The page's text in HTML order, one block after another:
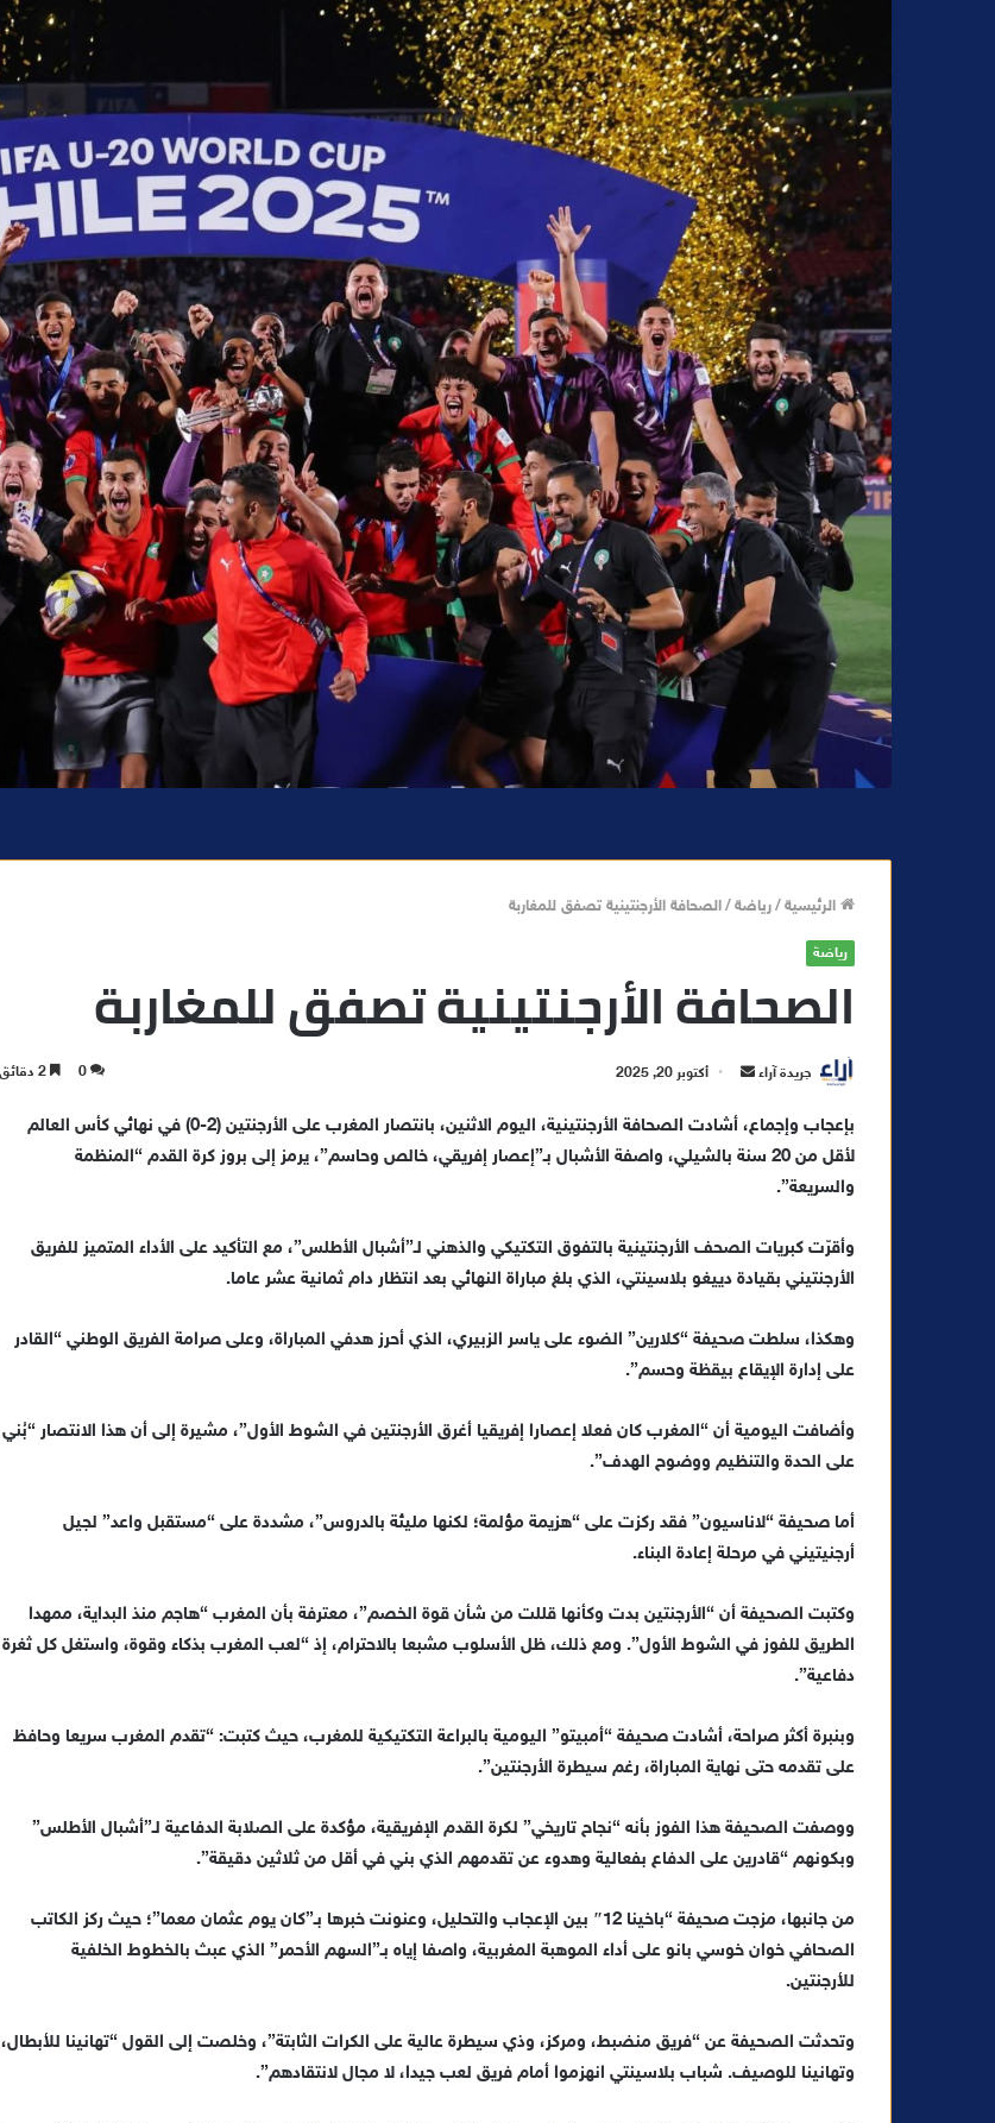
الرئيسية/رياضة/الصحافة الأرجنتينية تصفق للمغاربة
رياضة
الصحافة الأرجنتينية تصفق للمغاربة
جريدة آراء
س
ل
ي
د
و
ي
ا
أكتوبر 20, 2025 0
بإعجاب وإجماع، أشادت الصحافة الأرجنتينية، اليوم الاثنين، بانتصار المغرب على الأرجنتين (2-0) في نهائي كأس العالم
لأقل من 20 سنة بالشيلي، واصفة الأشبال بـ”إعصار إفريقي، خالص وحاسم”، يرمز إلى بروز كرة القدم “المنظمة
والسريعة”.
وأقرّت كبريات الصحف الأرجنتينية بالتفوق التكتيكي والذهني لـ”أشبال الأطلس”، مع التأكيد على الأداء المتميز للفريق
الأرجنتيني بقيادة دييغو بلاسينتي، الذي بلغ مباراة النهائي بعد انتظار دام ثمانية عشر عاما.
وهكذا، سلطت صحيفة “كلارين” الضوء على ياسر الزبيري، الذي أحرز هدفي المباراة، وعلى صرامة الفريق الوطني “القادر
على إدارة الإيقاع بيقظة وحسم”.
وأضافت اليومية أن “المغرب كان فعلا إعصارا إفريقيا أغرق الأرجنتين في الشوط الأول”، مشيرة إلى أن هذا الانتصار “بُني
على الحدة والتنظيم ووضوح الهدف”.
أما صحيفة “لاناسيون” فقد ركزت على “هزيمة مؤلمة؛ لكنها مليئة بالدروس”، مشددة على “مستقبل واعد” لجيل
أرجنيتيني في مرحلة إعادة البناء.
وكتبت الصحيفة أن “الأرجنتين بدت وكأنها قللت من شأن قوة الخصم”، معترفة بأن المغرب “هاجم منذ البداية، ممهدا
الطريق للفوز في الشوط الأول”. ومع ذلك، ظل الأسلوب مشبعا بالاحترام، إذ “لعب المغرب بذكاء وقوة، واستغل كل ثغرة
دفاعية”.
وبنبرة أكثر صراحة، أشادت صحيفة “أمبيتو” اليومية بالبراعة التكتيكية للمغرب، حيث كتبت: “تقدم المغرب سريعا وحافظ
على تقدمه حتى نهاية المباراة، رغم سيطرة الأرجنتين”.
ووصفت الصحيفة هذا الفوز بأنه “نجاح تاريخي” لكرة القدم الإفريقية، مؤكدة على الصلابة الدفاعية لـ”أشبال الأطلس”
وبكونهم “قادرين على الدفاع بفعالية وهدوء عن تقدمهم الذي بني في أقل من ثلاثين دقيقة”.
من جانبها، مزجت صحيفة “باخينا 12″ بين الإعجاب والتحليل، وعنونت خبرها بـ”كان يوم عثمان معما”؛ حيث ركز الكاتب
الصحافي خوان خوسي بانو على أداء الموهبة المغربية، واصفا إياه بـ”السهم الأحمر” الذي عبث بالخطوط الخلفية
للأرجنتين.
وتحدثت الصحيفة عن “فريق منضبط، ومركز، وذي سيطرة عالية على الكرات الثابتة”، وخلصت إلى القول “تهانينا للأبطال،
وتهانينا للوصيف. شباب بلاسينتي انهزموا أمام فريق لعب جيدا، لا مجال لانتقادهم”.